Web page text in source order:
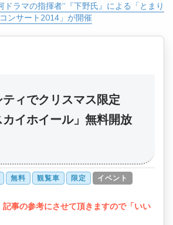
ドラマの指揮者”『下野氏』による「とまり
ンサート2014」が開催
ィでクリスマス限定
カイホイール」無料開放
無料 観覧車 限定 イベント
記事の参考にさせて頂きますので「いい